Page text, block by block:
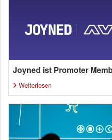
Joyned ist Promoter
Weiterlesen